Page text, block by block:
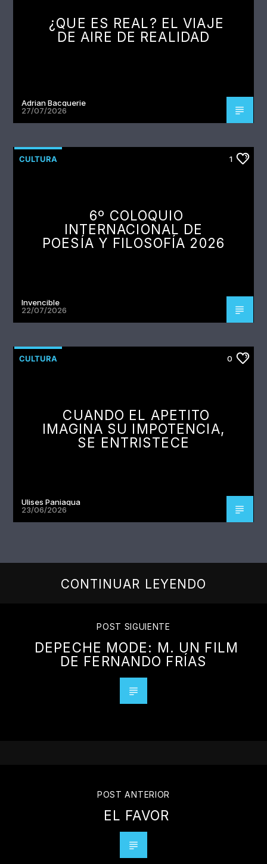
¿QUE ES REAL? EL VIAJE
DE AIRE DE REALIDAD
Adrian Bacquerie
27/07/2026
CULTURA 1
6º COLOQUIO
INTERNACIONAL DE
POESÍA Y FILOSOFÍA 2026
Invencible
22/07/2026
CULTURA 0
CUANDO EL APETITO
IMAGINA SU IMPOTENCIA,
SE ENTRISTECE
Ulises Paniagua
23/06/2026
CONTINUAR LEYENDO
POST SIGUIENTE
DEPECHE MODE: M. UN FILM
DE FERNANDO FRÍAS
POST ANTERIOR
EL FAVOR